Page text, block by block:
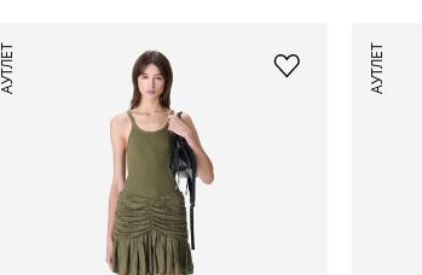
АУТЛЕТ АУТЛЕТ